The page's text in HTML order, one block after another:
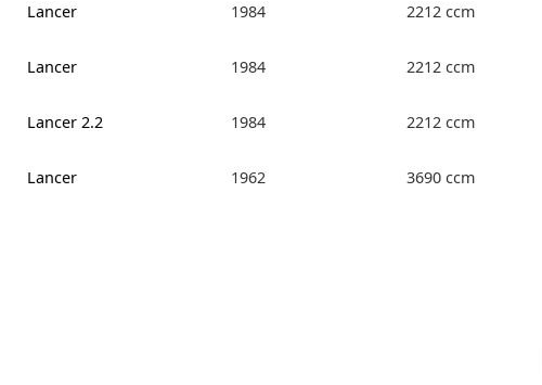
Lancer 1984 2212 ccm
Lancer 1984 2212 ccm
Lancer 2.2 1984 2212 ccm
Lancer 1962 3690 ccm